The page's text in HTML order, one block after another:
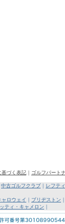
基づく表記 ｜ ゴルフパート
中古ゴルフクラブ ｜ レフテ
ャロウェイ ｜ ブリヂストン
ティ・キャメロン ｜